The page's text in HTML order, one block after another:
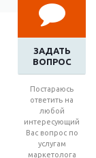
ЗАДАТЬ
ВОПРОС
Постараюсь
ответить на
любой
интересующий
Вас вопрос по
услугам
маркетолога